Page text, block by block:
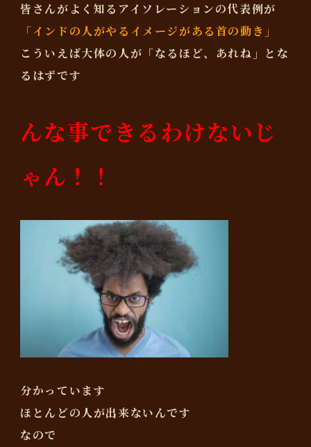
皆さんがよく知るアイソレーションの代表例が
「インドの人がやるイメージがある首の動き」
こういえば大体の人が「なるほど、あれね」とな
るはずです
んな事できるわけないじ
ゃん！！
分かっています
ほとんどの人が出来ないんです
なので